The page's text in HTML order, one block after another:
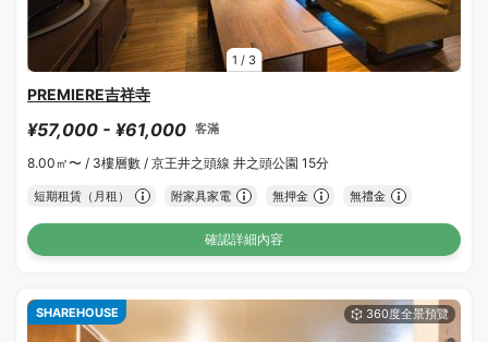
1 / 3
PREMIERE吉祥寺
¥57,000 - ¥61,000 客滿
8.00㎡〜 / 3樓層數 / 京王井之頭線 井之頭公園 15分
短期租賃（月租） 附家具家電 無押金 無禮金
確認詳細內容
SHAREHOUSE